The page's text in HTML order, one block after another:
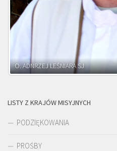
LEŚNIARA SJ
LISTY Z KRAJÓW MISYJNYCH
PODZIĘKOWANIA
PROŚBY